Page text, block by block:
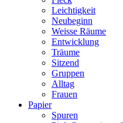
Leichtigkeit
Neubeginn
Weisse Räume
Entwicklung
Träume
Sitzend
Gruppen
Alltag
Frauen
Papier
Spuren